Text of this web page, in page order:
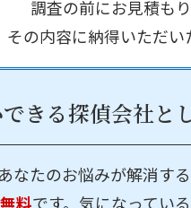
調査の前にお見積も
その内容に納得いただい
きる探偵会社と
なたのお悩みが解消す
料です。気になってい